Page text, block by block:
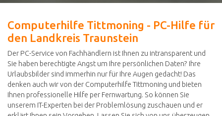
Computerhilfe Tittmoning - PC-Hilfe für
den Landkreis Traunstein
Der PC-Service von Fachhändlern ist Ihnen zu intransparent und
Sie haben berechtigte Angst um Ihre persönlichen Daten? Ihre
Urlaubsbilder sind immerhin nur für Ihre Augen gedacht! Das
denken auch wir von der Computerhilfe Tittmoning und bieten
Ihnen professionelle Hilfe per Fernwartung. So können Sie
unserem IT-Experten bei der Problemlösung zuschauen und er